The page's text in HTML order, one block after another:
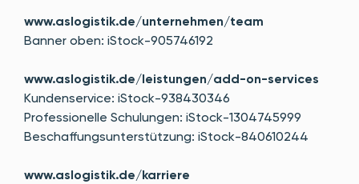
www.aslogistik.de/unternehmen/team
Banner oben: iStock-905746192
www.aslogistik.de/leistungen/add-on-services
Kundenservice: iStock-938430346
Professionelle Schulungen: iStock-1304745999
Beschaffungsunterstützung: iStock-840610244
www.aslogistik.de/karriere